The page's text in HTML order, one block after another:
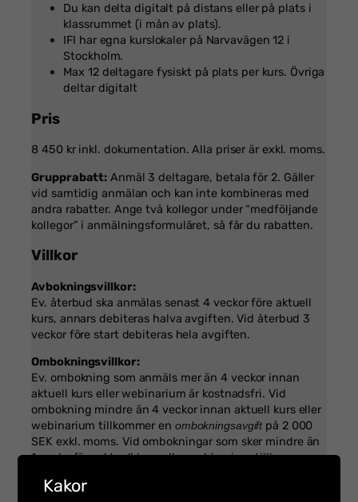
Du kan delta digitalt på distans eller på plats i
klassrummet (i mån av plats).
IFI har egna kurslokaler på Narvavägen 12 i
Stockholm.
Max 12 deltagare fysiskt på plats per kurs. Övriga
deltar digitalt
Pris
8 450 kr inkl. dokumentation. Alla priser är exkl. moms.
Grupprabatt: Anmäl 3 deltagare, betala för 2. Gäller
vid samtidig anmälan och kan inte kombineras med
andra rabatter. Ange två kollegor under “medföljande
kollegor” i anmälningsformuläret, så får du rabatten.
Villkor
Avbokningsvillkor:
Ev. återbud ska anmälas senast 4 veckor före aktuell
kurs, annars debiteras halva avgiften. Vid återbud 3
veckor före start debiteras hela avgiften.
Ombokningsvillkor:
Ev. ombokning som anmäls mer än 4 veckor innan
aktuell kurs eller webinarium är kostnadsfri. Vid
ombokning mindre än 4 veckor innan aktuell kurs eller
webinarium tillkommer en ombokningsavgift på 2 000
SEK exkl. moms. Vid ombokningar som sker mindre än
1 vecka före aktuell kurs eller webinarium tillkommer
Kakor